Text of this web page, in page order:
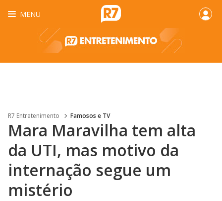
MENU
R7 Entretenimento Famosos e TV
Mara Maravilha tem alta
da UTI, mas motivo da
internação segue um
mistério